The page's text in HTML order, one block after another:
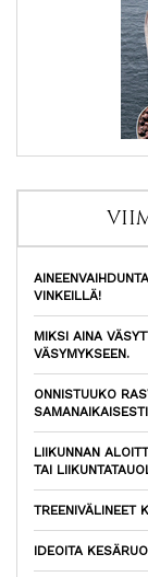
VINKEILLÄ!
MIKSI AINA
VÄSYMYKSEEN.
ONNISTUUKO
LIIKUNNAN
TAI
TREENIVÄLINEET
IDEOITA